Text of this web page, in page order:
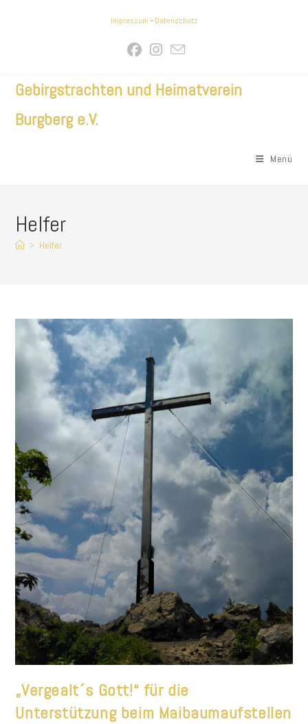
Impressum - Datenschutz
Gebirgstrachten und Heimatverein
Burgberg e.V.
Menü
Helfer
> Helfer
„Vergealt´s Gott!“ für die
Unterstützung beim Maibaumaufstellen